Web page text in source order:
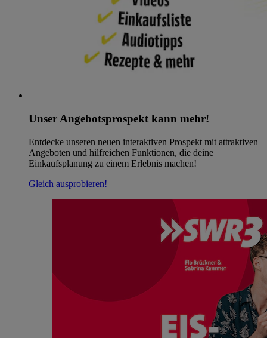
Unser Angebotsprospekt kann mehr!
Entdecke unseren neuen interaktiven Prospekt mit attraktiven
Angeboten und hilfreichen Funktionen, die deine
Einkaufsplanung zu einem Erlebnis machen!
Gleich ausprobieren!